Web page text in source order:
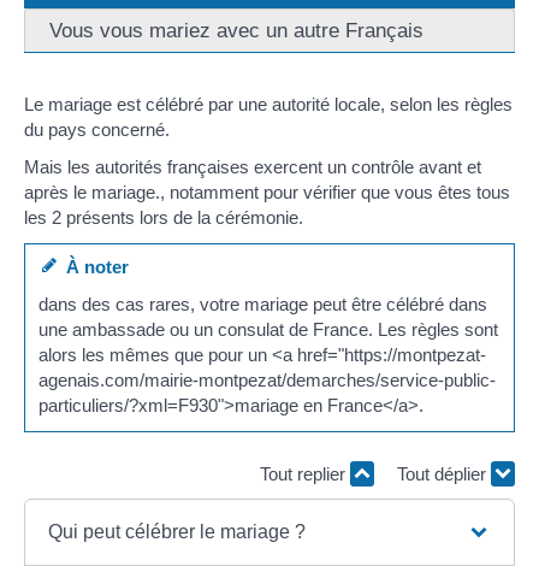
Vous vous mariez avec un autre Français
Le mariage est célébré par une autorité locale, selon les règles
du pays concerné.
Mais les autorités françaises exercent un contrôle avant et
après le mariage., notamment pour vérifier que vous êtes tous
les 2 présents lors de la cérémonie.
À noter
dans des cas rares, votre mariage peut être célébré dans
une ambassade ou un consulat de France. Les règles sont
alors les mêmes que pour un <a href="https://montpezat-
agenais.com/mairie-montpezat/demarches/service-public-
particuliers/?xml=F930">mariage en France</a>.
Tout replier Tout déplier
Qui peut célébrer le mariage ?